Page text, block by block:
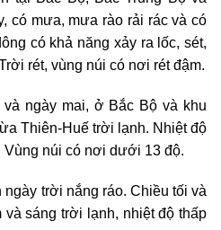
có mưa, mưa rào rải rác và có
có khả năng xảy ra lốc, sét,
rét, vùng núi có nơi rét đậm.
ngày mai, ở Bắc Bộ và khu
Thiên-Huế trời lạnh. Nhiệt độ
Vùng núi có nơi dưới 13 độ.
trời nắng ráo. Chiều tối và
sáng trời lạnh, nhiệt độ thấp